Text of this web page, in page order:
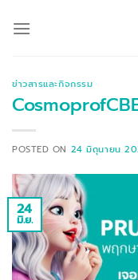
ข่าวสารและกิจกรรม
POSTED ON 24 มิถุนายน
24
มิ.ย.